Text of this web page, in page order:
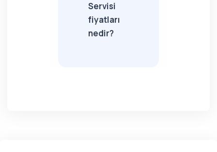
Servisi
fiyatları
nedir?